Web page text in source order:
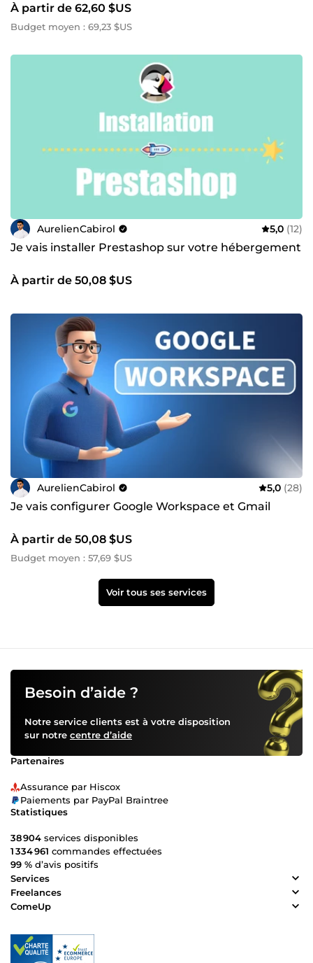
À partir de 62,60 $US
Budget moyen : 69,23 $US
AurelienCabirol 5,0 (12)
Je vais installer Prestashop sur votre hébergement
À partir de 50,08 $US
AurelienCabirol 5,0 (28)
Je vais configurer Google Workspace et Gmail
À partir de 50,08 $US
Budget moyen : 57,69 $US
Voir tous ses services
Besoin d’aide ?
Notre service clients est à votre disposition
sur notre centre d’aide
Partenaires
Assurance par Hiscox
Paiements par PayPal Braintree
Statistiques
38 904 services disponibles
1 334 961 commandes effectuées
99 % d’avis positifs
Services
Freelances
ComeUp